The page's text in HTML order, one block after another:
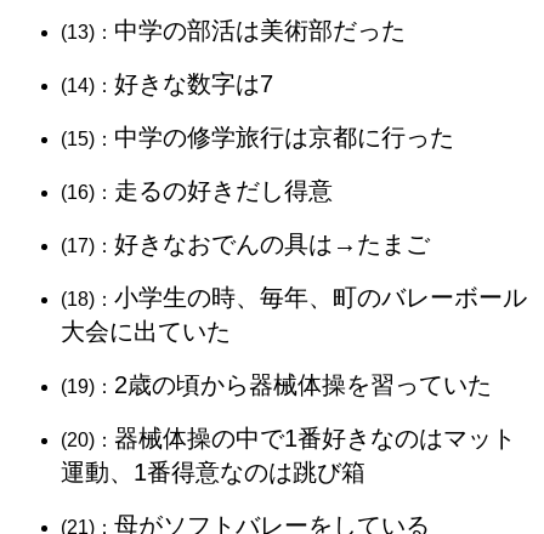
(13)： 中学の部活は美術部だった
(14)： 好きな数字は7
(15)： 中学の修学旅行は京都に行った
(16)： 走るの好きだし得意
(17)： 好きなおでんの具は→たまご
(18)： 小学生の時、毎年、町のバレーボール
大会に出ていた
(19)： 2歳の頃から器械体操を習っていた
(20)： 器械体操の中で1番好きなのはマット
運動、1番得意なのは跳び箱
(21)： 母がソフトバレーをしている